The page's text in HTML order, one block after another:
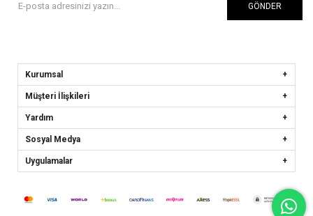
GÖNDER
Kurumsal
Müşteri İlişkileri
Yardım
Sosyal Medya
Uygulamalar